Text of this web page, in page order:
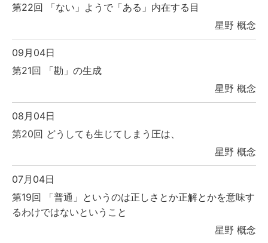
第22回 「ない」ようで「ある」内在する目
星野 概念
09月04日
第21回 「勘」の生成
星野 概念
08月04日
第20回 どうしても生じてしまう圧は、
星野 概念
07月04日
第19回 「普通」というのは正しさとか正解とかを意味す
るわけではないということ
星野 概念